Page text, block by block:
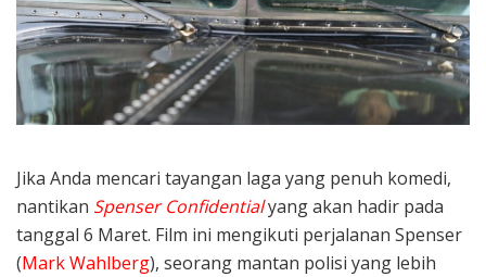
Jika Anda mencari tayangan laga yang penuh komedi,
nantikan Spenser Confidentialyang akan hadir pada
tanggal 6 Maret. Film ini mengikuti perjalanan Spenser
(Mark Wahlberg), seorang mantan polisi yang lebih